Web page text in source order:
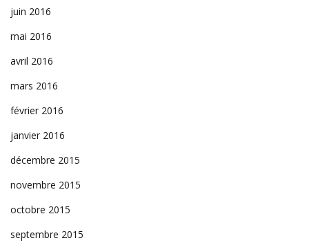
juin 2016
mai 2016
avril 2016
mars 2016
février 2016
janvier 2016
décembre 2015
novembre 2015
octobre 2015
septembre 2015